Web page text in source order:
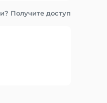
Получите доступ